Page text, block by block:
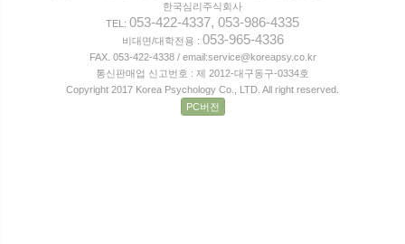
한국심리주식회사
TEL: 053-422-4337, 053-986-4335
비대면/대학전용 : 053-965-4336
FAX. 053-422-4338 / email:service@koreapsy.co.kr
통신판매업 신고번호 : 제 2012-대구동구-0334호
Copyright 2017 Korea Psychology Co., LTD. All right reserved.
PC버전